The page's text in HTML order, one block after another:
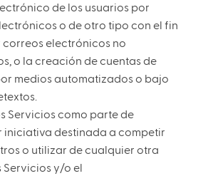
de los usuarios por
o de otro tipo con el fin
correos electrónicos no
o la creación de cuentas de
medios automatizados o bajo
Servicios como parte de
iniciativa destinada a competir
o utilizar de cualquier otra
y/o el